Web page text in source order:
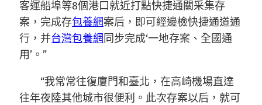
客運船埠等8個港口就近打點快捷通關采集存
案，完成存包養網案后，即可經邊檢快捷通道通
行，并台灣包養網 同步完成‘一地存案、全國通
用’。”
“我常常往復廈門和臺北，在高崎機場直達
往年夜陸其他城市很便利。此次存案以后，就可